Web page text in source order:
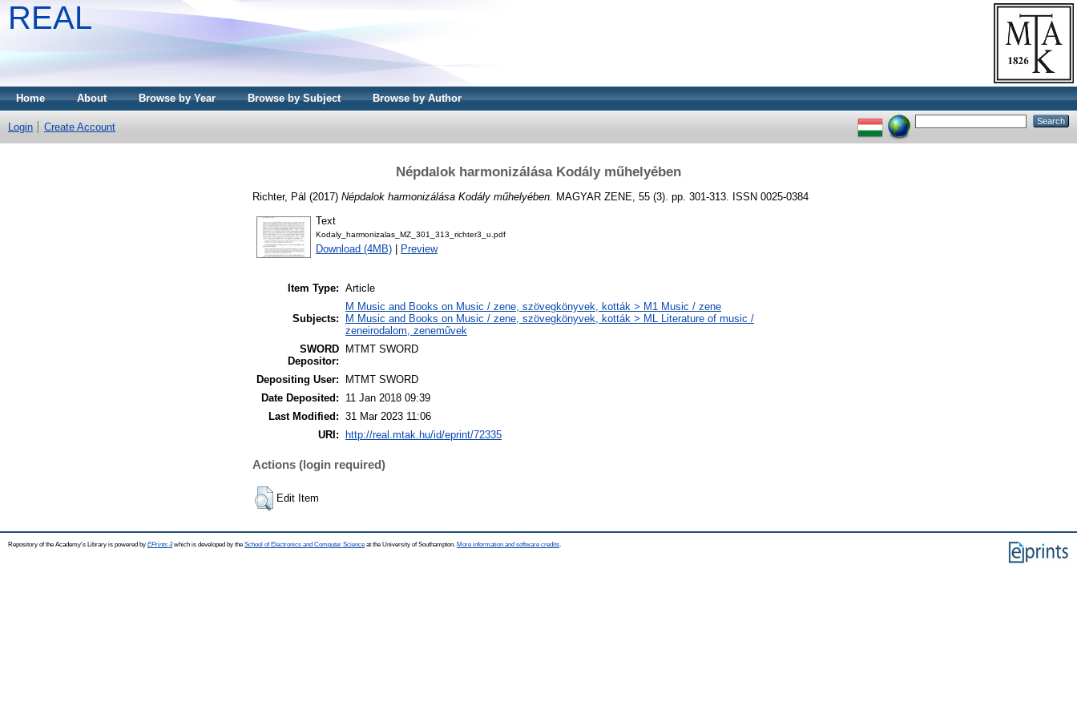
REAL
Home About Browse by Year Browse by Subject Browse by Author
Login Create Account
Népdalok harmonizálása Kodály műhelyében
Richter, Pál (2017) Népdalok harmonizálása Kodály műhelyében. MAGYAR ZENE, 55 (3). pp. 301-313. ISSN 0025-0384
Text
Kodaly_harmonizalas_MZ_301_313_richter3_u.pdf
Download (4MB) Preview
Item Type: Article
Subjects:
M Music and Books on Music / zene, szövegkönyvek, kották > M1 Music / zene
M Music and Books on Music / zene, szövegkönyvek, kották > ML Literature of music /
zeneirodalom, zeneművek
SWORD
Depositor:
MTMT SWORD
Depositing User:
MTMT SWORD
Date Deposited:
11 Jan 2018 09:39
Last Modified: 31 Mar 2023 11:06
URI:
http://real.mtak.hu/id/eprint/72335
Actions (login required)
Edit Item
Repository of the Academy's Library is powered by EPrints 3which is developed by the School of Electronics and Computer Science at the University of Southampton. More information and software credits